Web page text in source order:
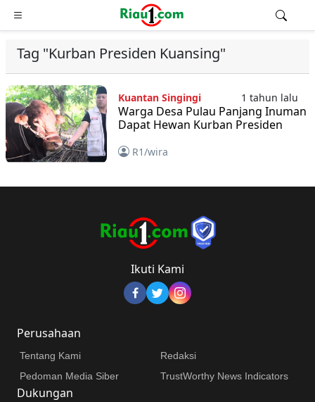
Tag "Kurban Presiden Kuansing"
Kuantan Singingi 1 tahun lalu
Warga Desa Pulau Panjang Inuman
Dapat Hewan Kurban Presiden
R1/wira
Ikuti Kami
Perusahaan
Tentang Kami
Redaksi
Pedoman Media Siber
TrustWorthy News Indicators
Dukungan